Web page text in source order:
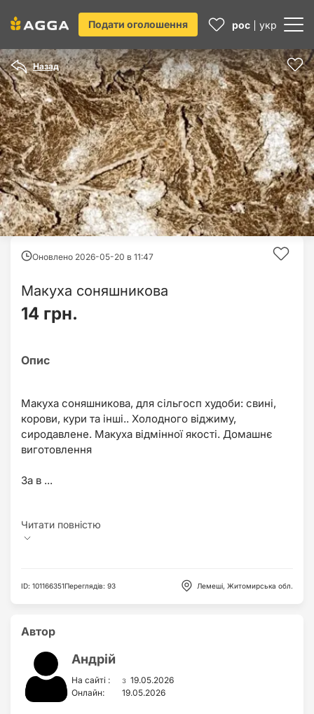
Подати оголошення рос укр
Назад
Оновлено 2026-05-20 в 11:47
Макуха соняшникова
14 грн.
Макуха соняшникова, для сільгосп худоби: свині,
корови, кури та інші.. Холодного віджиму,
сиродавлене. Макуха відмінної якості. Домашнє
виготовлення
За в ...
ID: 101166351Переглядів: 93 Лемеші, Житомирська обл.
Автор
Андрій
На сайті : з 19.05.2026
Онлайн:
19.05.2026